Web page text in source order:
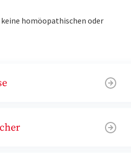
homöopathischen oder